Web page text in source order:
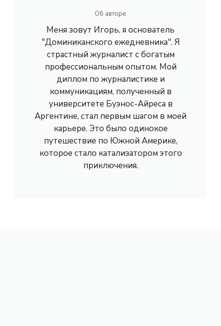
Об авторе
Меня зовут Игорь, я основатель
"Доминиканского ежедневника". Я
страстный журналист с богатым
профессиональным опытом. Мой
диплом по журналистике и
коммуникациям, полученный в
университете Буэнос-Айреса в
Аргентине, стал первым шагом в моей
карьере. Это было одинокое
путешествие по Южной Америке,
которое стало катализатором этого
приключения.